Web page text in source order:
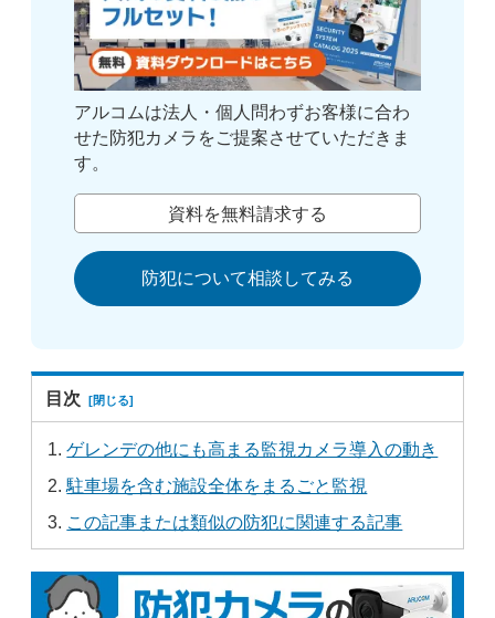
アルコムは法人・個人問わずお客様に合わ
せた防犯カメラをご提案させていただきま
す。
資料を無料請求する
防犯について相談してみる
目次
ゲレンデの他にも高まる監視カメラ導入の動き
駐車場を含む施設全体をまるごと監視
この記事または類似の防犯に関連する記事